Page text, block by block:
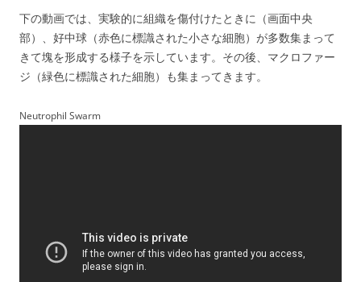
下の動画では、実験的に組織を傷付けたときに（画面中央
部）、好中球（赤色に標識された小さな細胞）が多数集まって
きて塊を形成する様子を示しています。その後、マクロファー
ジ（緑色に標識された細胞）も集まってきます。
Neutrophil Swarm